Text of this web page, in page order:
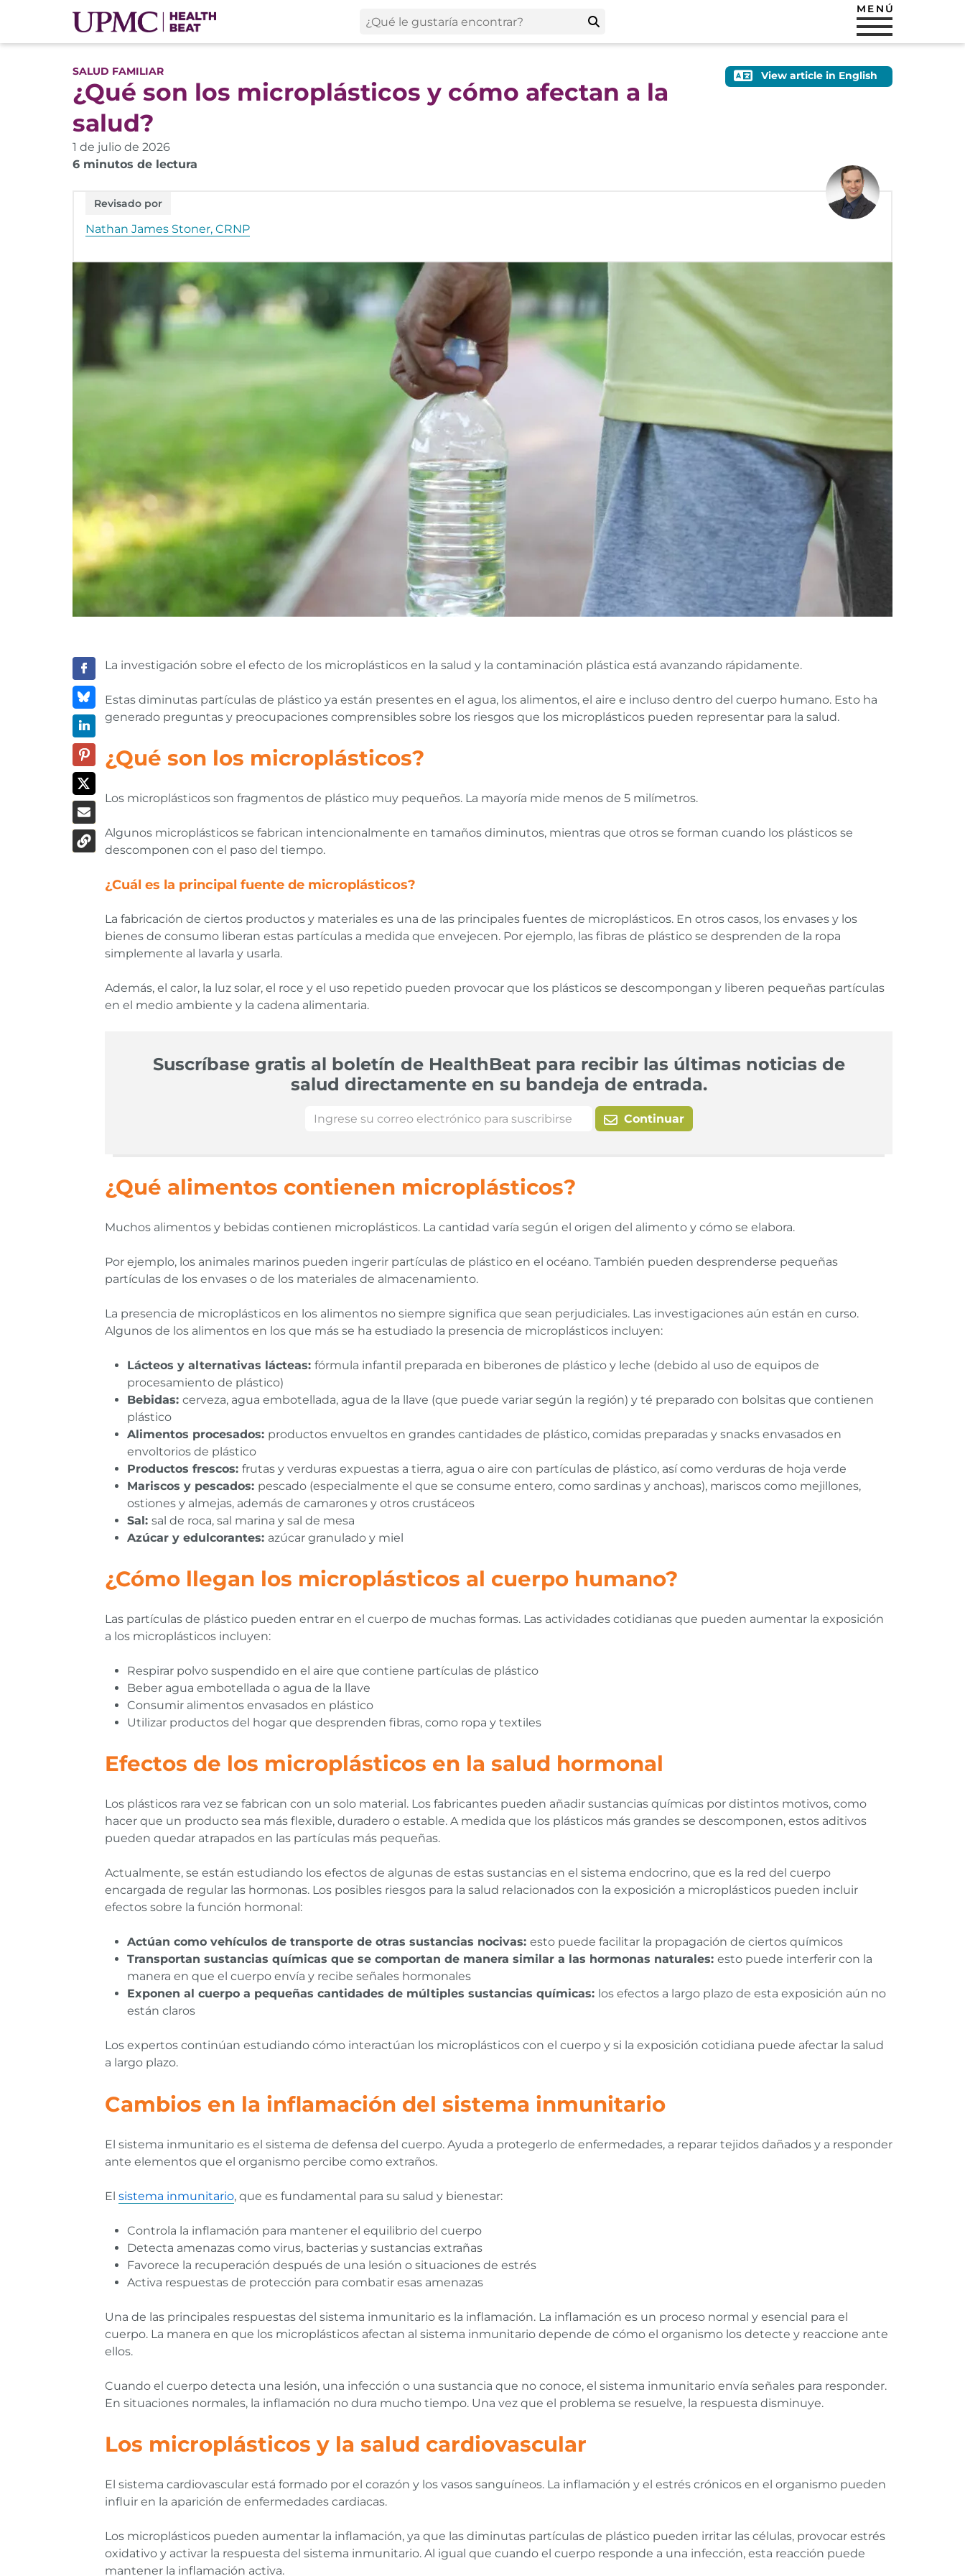
MENÚ
View article in English
SALUD FAMILIAR
¿Qué son los microplásticos y cómo afectan a la
salud?
1 de julio de 2026
6 minutos de lectura
Revisado por
Nathan James Stoner, CRNP
La investigación sobre el efecto de los microplásticos en la salud y la contaminación plástica está avanzando rápidamente.
Estas diminutas partículas de plástico ya están presentes en el agua, los alimentos, el aire e incluso dentro del cuerpo humano. Esto ha
generado preguntas y preocupaciones comprensibles sobre los riesgos que los microplásticos pueden representar para la salud.
¿Qué son los microplásticos?
Los microplásticos son fragmentos de plástico muy pequeños. La mayoría mide menos de 5 milímetros.
Algunos microplásticos se fabrican intencionalmente en tamaños diminutos, mientras que otros se forman cuando los plásticos se
descomponen con el paso del tiempo.
¿Cuál es la principal fuente de microplásticos?
La fabricación de ciertos productos y materiales es una de las principales fuentes de microplásticos. En otros casos, los envases y los
bienes de consumo liberan estas partículas a medida que envejecen. Por ejemplo, las fibras de plástico se desprenden de la ropa
simplemente al lavarla y usarla.
Además, el calor, la luz solar, el roce y el uso repetido pueden provocar que los plásticos se descompongan y liberen pequeñas partículas
en el medio ambiente y la cadena alimentaria.
Suscríbase gratis al boletín de HealthBeat para recibir las últimas noticias de
salud directamente en su bandeja de entrada.
Continuar
¿Qué alimentos contienen microplásticos?
Muchos alimentos y bebidas contienen microplásticos. La cantidad varía según el origen del alimento y cómo se elabora.
Por ejemplo, los animales marinos pueden ingerir partículas de plástico en el océano. También pueden desprenderse pequeñas
partículas de los envases o de los materiales de almacenamiento.
La presencia de microplásticos en los alimentos no siempre significa que sean perjudiciales. Las investigaciones aún están en curso.
Algunos de los alimentos en los que más se ha estudiado la presencia de microplásticos incluyen:
Lácteos y alternativas lácteas: fórmula infantil preparada en biberones de plástico y leche (debido al uso de equipos de
procesamiento de plástico)
Bebidas: cerveza, agua embotellada, agua de la llave (que puede variar según la región) y té preparado con bolsitas que contienen
plástico
Alimentos procesados: productos envueltos en grandes cantidades de plástico, comidas preparadas y snacks envasados en
envoltorios de plástico
Productos frescos: frutas y verduras expuestas a tierra, agua o aire con partículas de plástico, así como verduras de hoja verde
Mariscos y pescados: pescado (especialmente el que se consume entero, como sardinas y anchoas), mariscos como mejillones,
ostiones y almejas, además de camarones y otros crustáceos
Sal: sal de roca, sal marina y sal de mesa
Azúcar y edulcorantes: azúcar granulado y miel
¿Cómo llegan los microplásticos al cuerpo humano?
Las partículas de plástico pueden entrar en el cuerpo de muchas formas. Las actividades cotidianas que pueden aumentar la exposición
a los microplásticos incluyen:
Respirar polvo suspendido en el aire que contiene partículas de plástico
Beber agua embotellada o agua de la llave
Consumir alimentos envasados en plástico
Utilizar productos del hogar que desprenden fibras, como ropa y textiles
Efectos de los microplásticos en la salud hormonal
Los plásticos rara vez se fabrican con un solo material. Los fabricantes pueden añadir sustancias químicas por distintos motivos, como
hacer que un producto sea más flexible, duradero o estable. A medida que los plásticos más grandes se descomponen, estos aditivos
pueden quedar atrapados en las partículas más pequeñas.
Actualmente, se están estudiando los efectos de algunas de estas sustancias en el sistema endocrino, que es la red del cuerpo
encargada de regular las hormonas. Los posibles riesgos para la salud relacionados con la exposición a microplásticos pueden incluir
efectos sobre la función hormonal:
Actúan como vehículos de transporte de otras sustancias nocivas: esto puede facilitar la propagación de ciertos químicos
Transportan sustancias químicas que se comportan de manera similar a las hormonas naturales: esto puede interferir con la
manera en que el cuerpo envía y recibe señales hormonales
Exponen al cuerpo a pequeñas cantidades de múltiples sustancias químicas: los efectos a largo plazo de esta exposición aún no
están claros
Los expertos continúan estudiando cómo interactúan los microplásticos con el cuerpo y si la exposición cotidiana puede afectar la salud
a largo plazo.
Cambios en la inflamación del sistema inmunitario
El sistema inmunitario es el sistema de defensa del cuerpo. Ayuda a protegerlo de enfermedades, a reparar tejidos dañados y a responder
ante elementos que el organismo percibe como extraños.
El sistema inmunitario, que es fundamental para su salud y bienestar:
Controla la inflamación para mantener el equilibrio del cuerpo
Detecta amenazas como virus, bacterias y sustancias extrañas
Favorece la recuperación después de una lesión o situaciones de estrés
Activa respuestas de protección para combatir esas amenazas
Una de las principales respuestas del sistema inmunitario es la inflamación. La inflamación es un proceso normal y esencial para el
cuerpo. La manera en que los microplásticos afectan al sistema inmunitario depende de cómo el organismo los detecte y reaccione ante
ellos.
Cuando el cuerpo detecta una lesión, una infección o una sustancia que no conoce, el sistema inmunitario envía señales para responder.
En situaciones normales, la inflamación no dura mucho tiempo. Una vez que el problema se resuelve, la respuesta disminuye.
Los microplásticos y la salud cardiovascular
El sistema cardiovascular está formado por el corazón y los vasos sanguíneos. La inflamación y el estrés crónicos en el organismo pueden
influir en la aparición de enfermedades cardiacas.
Los microplásticos pueden aumentar la inflamación, ya que las diminutas partículas de plástico pueden irritar las células, provocar estrés
oxidativo y activar la respuesta del sistema inmunitario. Al igual que cuando el cuerpo responde a una infección, esta reacción puede
mantener la inflamación activa.